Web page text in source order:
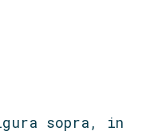
sopra, in